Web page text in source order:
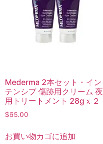
Mederma 2本セット・イン
テンシブ 傷跡用クリーム 夜
用トリートメント 28gｘ２
$65.00
お買い物カゴに追加